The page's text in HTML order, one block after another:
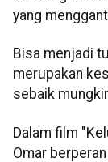
yang
Bisa menjadi
merupakan
sebaik
Dalam film
Omar